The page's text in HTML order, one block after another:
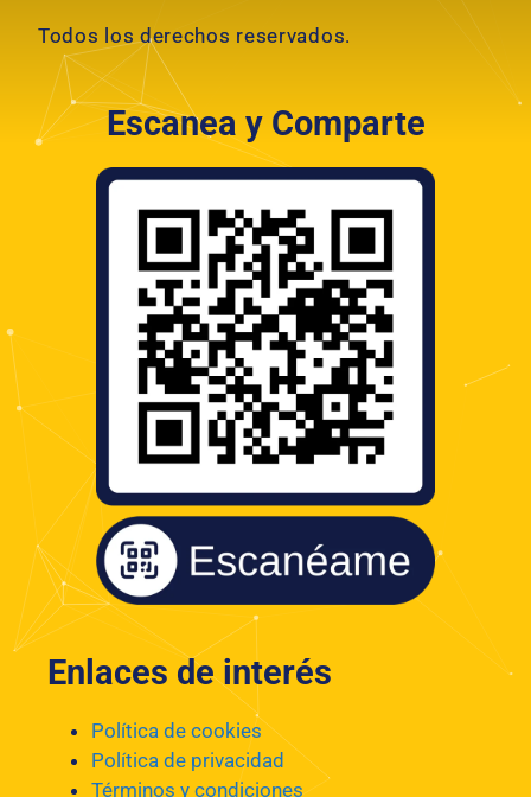
Todos los derechos reservados.
Escanea y Comparte
Enlaces de interés
Política de cookies
Política de privacidad
Términos y condiciones